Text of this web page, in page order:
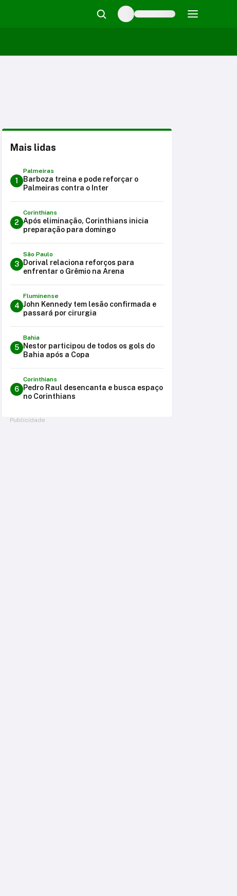
Mais lidas
1
Palmeiras
Barboza treina e pode reforçar o
Palmeiras contra o Inter
2
Corinthians
Após eliminação, Corinthians inicia
preparação para domingo
3
São Paulo
Dorival relaciona reforços para
enfrentar o Grêmio na Arena
4
Fluminense
John Kennedy tem lesão confirmada e
passará por cirurgia
5
Bahia
Nestor participou de todos os gols do
Bahia após a Copa
6
Corinthians
Pedro Raul desencanta e busca espaço
no Corinthians
Publicidade